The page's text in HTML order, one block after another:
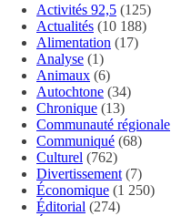
Activités 92,5 (125)
Actualités (10 188)
Alimentation (17)
Analyse (1)
Animaux (6)
Autochtone (34)
Chronique (13)
Communauté régionale
Communiqué (68)
Culturel (762)
Divertissement (7)
Économique (1 250)
Éditorial (274)